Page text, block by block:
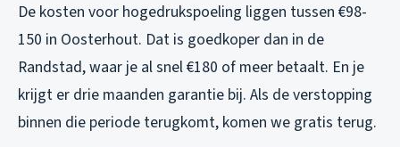
De kosten voor hogedrukspoeling liggen tussen €98-
150 in Oosterhout. Dat is goedkoper dan in de
Randstad, waar je al snel €180 of meer betaalt. En je
krijgt er drie maanden garantie bij. Als de verstopping
binnen die periode terugkomt, komen we gratis terug.